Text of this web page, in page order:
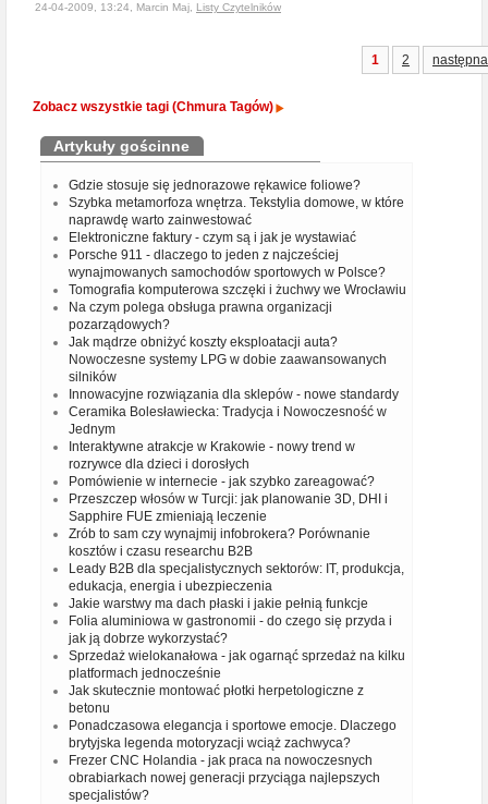
24-04-2009, 13:24, Marcin Maj, Listy Czytelników
1 2 następna
Zobacz wszystkie tagi (Chmura Tagów)
Artykuły gościnne
Gdzie stosuje się jednorazowe rękawice foliowe?
Szybka metamorfoza wnętrza. Tekstylia domowe, w które
naprawdę warto zainwestować
Elektroniczne faktury - czym są i jak je wystawiać
Porsche 911 - dlaczego to jeden z najcześciej
wynajmowanych samochodów sportowych w Polsce?
Tomografia komputerowa szczęki i żuchwy we Wrocławiu
Na czym polega obsługa prawna organizacji
pozarządowych?
Jak mądrze obniżyć koszty eksploatacji auta?
Nowoczesne systemy LPG w dobie zaawansowanych
silników
Innowacyjne rozwiązania dla sklepów - nowe standardy
Ceramika Bolesławiecka: Tradycja i Nowoczesność w
Jednym
Interaktywne atrakcje w Krakowie - nowy trend w
rozrywce dla dzieci i dorosłych
Pomówienie w internecie - jak szybko zareagować?
Przeszczep włosów w Turcji: jak planowanie 3D, DHI i
Sapphire FUE zmieniają leczenie
Zrób to sam czy wynajmij infobrokera? Porównanie
kosztów i czasu researchu B2B
Leady B2B dla specjalistycznych sektorów: IT, produkcja,
edukacja, energia i ubezpieczenia
Jakie warstwy ma dach płaski i jakie pełnią funkcje
Folia aluminiowa w gastronomii - do czego się przyda i
jak ją dobrze wykorzystać?
Sprzedaż wielokanałowa - jak ogarnąć sprzedaż na kilku
platformach jednocześnie
Jak skutecznie montować płotki herpetologiczne z
betonu
Ponadczasowa elegancja i sportowe emocje. Dlaczego
brytyjska legenda motoryzacji wciąż zachwyca?
Frezer CNC Holandia - jak praca na nowoczesnych
obrabiarkach nowej generacji przyciąga najlepszych
specjalistów?